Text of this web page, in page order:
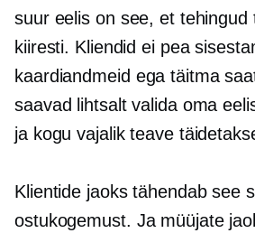
suur eelis on see, et tehingud
kiiresti. Kliendid ei pea
kaardiandmeid ega täitma
saavad lihtsalt valida oma
ja kogu vajalik teave
Klientide jaoks tähendab see
ostukogemust. Ja müüjate